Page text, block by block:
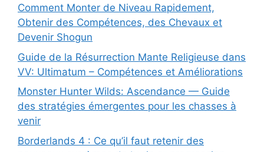
Comment Monter de Niveau Rapidement,
Obtenir des Compétences, des Chevaux et
Devenir Shogun
Guide de la Résurrection Mante Religieuse dans
VV: Ultimatum – Compétences et Améliorations
Monster Hunter Wilds: Ascendance — Guide
des stratégies émergentes pour les chasses à
venir
Borderlands 4 : Ce qu’il faut retenir des